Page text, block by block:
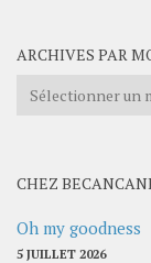
ARCHIVES PAR
Archives
CHEZ
Oh my goodness
5 JUILLET 2026